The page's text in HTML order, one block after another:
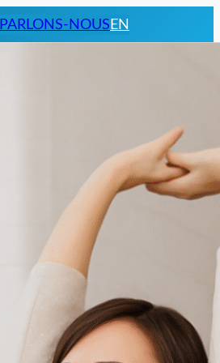
PARLONS-NOUS EN